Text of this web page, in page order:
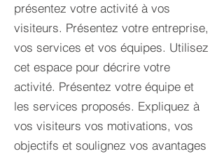
présentez votre activité à vos
visiteurs. Présentez votre entreprise,
vos services et vos équipes. Utilisez
cet espace pour décrire votre
activité. Présentez votre équipe et
les services proposés. Expliquez à
vos visiteurs vos motivations, vos
objectifs et soulignez vos avantages